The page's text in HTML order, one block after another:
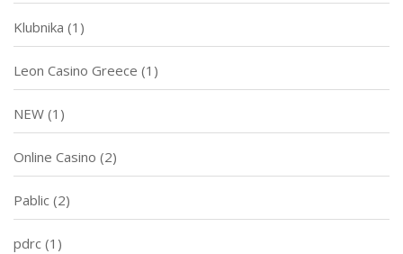
Klubnika (1)
Leon Casino Greece (1)
NEW (1)
Online Casino (2)
Pablic (2)
pdrc (1)